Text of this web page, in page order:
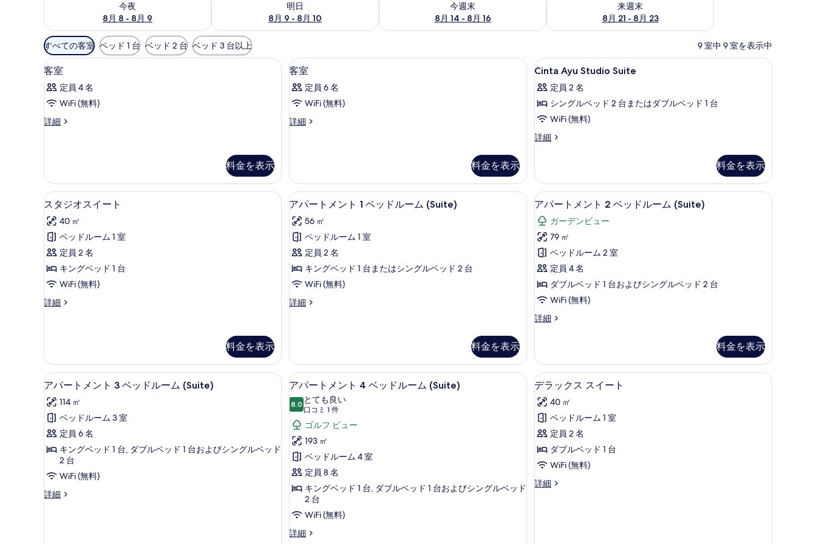
今夜
8月 8 - 8月 9
明日
8月 9 - 8月 10
今週末
8月 14 - 8月 16
来週末
8月 21 - 8月 23
利
用
可
能
な
客
室
込
条
件
すべての客室 ベッド 1 台 ベッド 2 台 ベッド 3 台以上 9 室中 9 室を表示中
客
室
の
べ
写
真
を
表
示
す
る
セーフティボックス (室内)、デスク、防音設備、アイロン / アイロン台
12
客室
定員 4 名
WiFi (無料)
詳細
客
料金を表示
客
室
の
べ
写
真
を
表
示
す
る
セーフティボックス (室内)、デスク、防音設備、アイロン / アイロン台
12
客室
定員 6 名
WiFi (無料)
詳細
客
料金を表示
Cinta
Ayu
Studio
Suite
の
す
の
写
真
を
表
示
す
る
セーフティボックス (室内)、デスク、防音設
6
Cinta Ayu Studio Suite
定員 2 名
シングルベッド 2 台またはダブルベッド 1 台
WiFi (無料)
詳細
Cinta
の
詳
細
料金を表示
ス
タ
ジ
オ
ス
イ
ト
べ
て
の
写
真
を
表
す
る
スタジオスイート | セーフティボックス (室内)、デスク、防音設備、アイロン / アイロン台
5
スタジオスイート
40 ㎡
ベッドルーム 1 室
定員 2 名
キングベッド 1 台
WiFi (無料)
詳細
ス
イ
ー
ト
の
詳
細
料金を表示
ア
パ
ー
ト
メ
ン
1
ド
ル
ー
ム
(Suite)
の
す
べ
て
の
写
真
アパートメント 1 ベッドルーム (Suite) | リビング エリア | テレビ
4
アパートメント 1 ベッドルーム (Suite)
56 ㎡
ベッドルーム 1 室
定員 2 名
キングベッド 1 台またはシングルベッド 2 台
WiFi (無料)
詳細
ア
ン
ト
1
ベ
ッ
ド
ル
ー
ム
(Suite)
の
詳
細
料金を表示
ア
パ
ー
ト
メ
ン
ト
ベ
ド
ル
ー
ム
(Suite)
の
す
べ
て
アパートメント 2 ベッドルーム (Suite) | セ
5
アパートメント 2 ベッドルーム (Suite)
ガーデンビュー
79 ㎡
ベッドルーム 2 室
定員 4 名
ダブルベッド 1 台およびシングルベッド 2 台
WiFi (無料)
詳細
ア
メ
ン
ト
ベ
ッ
ド
ル
ー
ム
(Suite)
の
料金を表示
ア
パ
ー
ト
メ
ト
3
6
アパートメント 3 ベッドルーム (Suite)
114 ㎡
ベッドルーム 3 室
定員 6 名
キングベッド 1 台, ダブルベッド 1 台およびシングルベッド
2 台
WiFi (無料)
詳細
ア
ア
パ
ー
ト
メ
ン
ト
4
ッ
ド
アパートメント 4 ベッドルーム (Suite) | 専用簡易キッチン | コーヒー / ティーメーカー、冷蔵庫、電気ポット
6
アパートメント 4 ベッドルーム (Suite)
8.010 点中 8.0
とても良い
口コミ 1 件
(口
コ
ミ
件)
ゴルフ ビュー
193 ㎡
ベッドルーム 4 室
定員 8 名
キングベッド 1 台, ダブルベッド 1 台およびシングルベッド
2 台
WiFi (無料)
詳細
ア
デ
ラ
ッ
ク
ス
ス
ー
デラックス スイート | セーフティボックス (
4
デラックス スイート
40 ㎡
ベッドルーム 1 室
定員 2 名
ダブルベッド 1 台
WiFi (無料)
詳細
デ